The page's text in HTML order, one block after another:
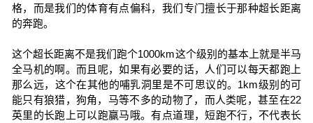
格，而是我们的体育有点偏科，我们专门擅长于那种超长距离
的奔跑。
这个超长距离不是我们跑个1000km这个级别的基本上就是半马
全马机的啊。而且呢，如果有必要的话，人们可以每天都跑上
那么远，这个在其他的哺乳洞里是不可思议的。1km级别的可
能只有狼猎，狗角，马等不多的动物了，而人类呢，甚至在22
英里的长跑上可以跑赢马哦。有点道理，短跑不行，不代表长